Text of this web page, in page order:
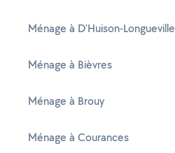
Ménage à D'Huison-Longueville
Ménage à Bièvres
Ménage à Brouy
Ménage à Courances